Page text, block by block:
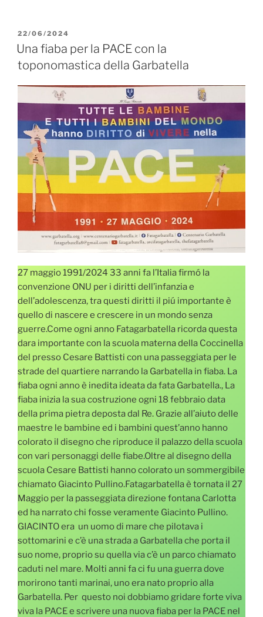
PUBBLICATO
IL
22/06/2024
Una fiaba per la PACE con la
toponomastica della Garbatella
27 maggio 1991/2024 33 anni fa l’Italia firmó la
convenzione ONU per i diritti dell’infanzia e
dell’adolescenza, tra questi diritti il piú importante è
quello di nascere e crescere in un mondo senza
guerre.Come ogni anno Fatagarbatella ricorda questa
dara importante con la scuola materna della Coccinella
del presso Cesare Battisti con una passeggiata per le
strade del quartiere narrando la Garbatella in fiaba. La
fiaba ogni anno è inedita ideata da fata Garbatella., La
fiaba inizia la sua costruzione ogni 18 febbraio data
della prima pietra deposta dal Re. Grazie all’aiuto delle
maestre le bambine ed i bambini quest’anno hanno
colorato il disegno che riproduce il palazzo della scuola
con vari personaggi delle fiabe.Oltre al disegno della
scuola Cesare Battisti hanno colorato un sommergibile
chiamato Giacinto Pullino.Fatagarbatella è tornata il 27
Maggio per la passeggiata direzione fontana Carlotta
ed ha narrato chi fosse veramente Giacinto Pullino.
GIACINTO era un uomo di mare che pilotava i
sottomarini e c’è una strada a Garbatella che porta il
suo nome, proprio su quella via c’è un parco chiamato
caduti nel mare. Molti anni fa ci fu una guerra dove
morirono tanti marinai, uno era nato proprio alla
Garbatella. Per questo noi dobbiamo gridare forte viva
viva la PACE e scrivere una nuova fiaba per la PACE nel